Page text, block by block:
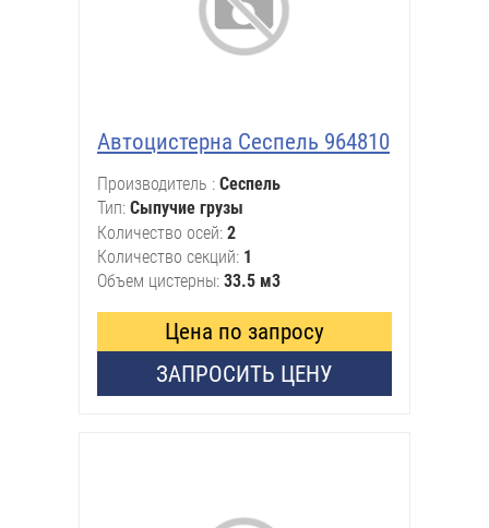
Автоцистерна Сеспель 964810
Производитель
Сеспель
Тип Сыпучие грузы
Количество осей 2
Количество секций 1
Объем цистерны 33.5 м3
Цена по запросу
ЗАПРОСИТЬ ЦЕНУ